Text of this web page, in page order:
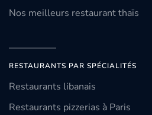
Nos meilleurs restaurant thaïs
RESTAURANTS PAR SPÉCIALITÉS
Restaurants libanais
Restaurants pizzerias à Paris